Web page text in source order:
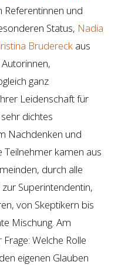
Referentinnen und
Status, Nadia
Brudereck aus
ganz
Leidenschaft für
dichtes
Nachdenken und
Teilnehmer kamen aus
durch alle
Superintendentin,
von Skeptikern bis
Mischung. Am
Welche Rolle
eigenen Glauben